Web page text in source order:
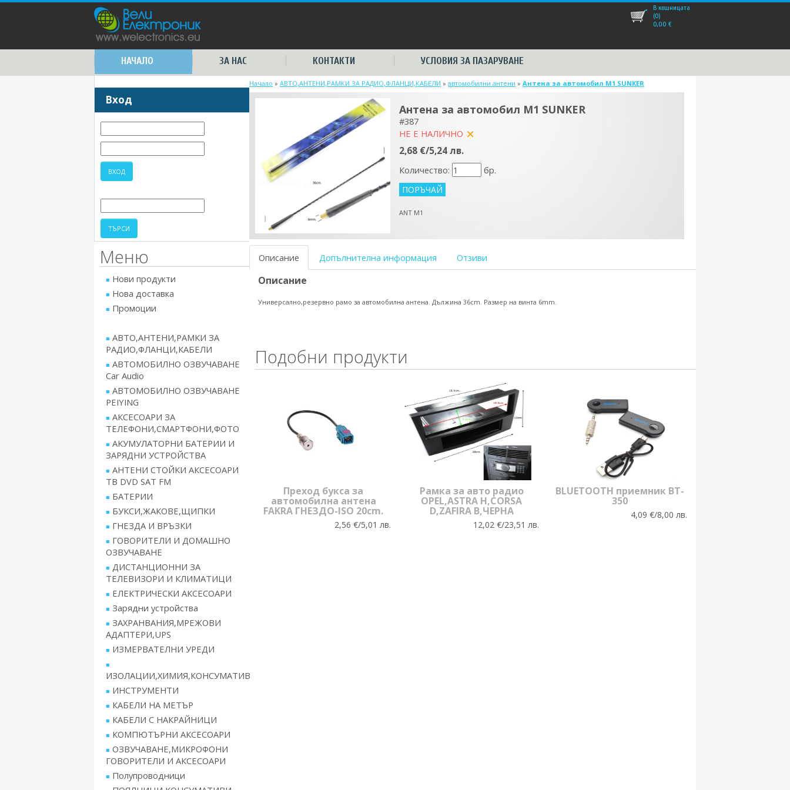
НАЧАЛО ЗА НАС КОНТАКТИ УСЛОВИЯ ЗА ПАЗАРУВАНЕ
В кошницата
(0)
0,00 €
Вход
Меню
Нови продукти
Нова доставка
Промоции
АВТО,АНТЕНИ,РАМКИ ЗА
РАДИО,ФЛАНЦИ,КАБЕЛИ
АВТОМОБИЛНО ОЗВУЧАВАНЕ
Car Audio
АВТОМОБИЛНО ОЗВУЧАВАНЕ
PEIYING
АКСЕСОАРИ ЗА
ТЕЛЕФОНИ,СМАРТФОНИ,ФОТО
АКУМУЛАТОРНИ БАТЕРИИ И
ЗАРЯДНИ УСТРОЙСТВА
АНТЕНИ СТОЙКИ АКСЕСОАРИ
ТВ DVD SAT FM
БАТЕРИИ
БУКСИ,ЖАКОВЕ,ЩИПКИ
ГНЕЗДА И ВРЪЗКИ
ГОВОРИТЕЛИ И ДОМАШНО
ОЗВУЧАВАНЕ
ДИСТАНЦИОННИ ЗА
ТЕЛЕВИЗОРИ И КЛИМАТИЦИ
ЕЛЕКТРИЧЕСКИ АКСЕСОАРИ
Зарядни устройства
ЗАХРАНВАНИЯ,МРЕЖОВИ
АДАПТЕРИ,UPS
ИЗМЕРВАТЕЛНИ УРЕДИ
ИЗОЛАЦИИ,ХИМИЯ,КОНСУМАТИВ
ИНСТРУМЕНТИ
КАБЕЛИ НА МЕТЪР
КАБЕЛИ С НАКРАЙНИЦИ
КОМПЮТЪРНИ АКСЕСОАРИ
ОЗВУЧАВАНЕ,МИКРОФОНИ
ГОВОРИТЕЛИ И АКСЕСОАРИ
Полупроводници
Начало » АВТО,АНТЕНИ,РАМКИ ЗА РАДИО,ФЛАНЦИ,КАБЕЛИ » автомобилни антени » Антена за автомобил M1 SUNKER
Антена за автомобил M1 SUNKER
#387
НЕ Е НАЛИЧНО
2,68 €/5,24 лв.
Количество: бр.
ANT M1
Описание Допълнителна информация Отзиви
Описание
Универсално,резервно рамо за автомобилна антена. Дължина 36cm. Размер на винта 6mm.
Подобни продукти
Преход букса за
автомобилна антена
FAKRA ГНЕЗДО-ISO 20cm.
2,56 €/5,01 лв.
Рамка за авто радио
OPEL,ASTRA H,CORSA
D,ZAFIRA В,ЧЕРНА
12,02 €/23,51 лв.
BLUETOOTH приемник BT-
350
4,09 €/8,00 лв.